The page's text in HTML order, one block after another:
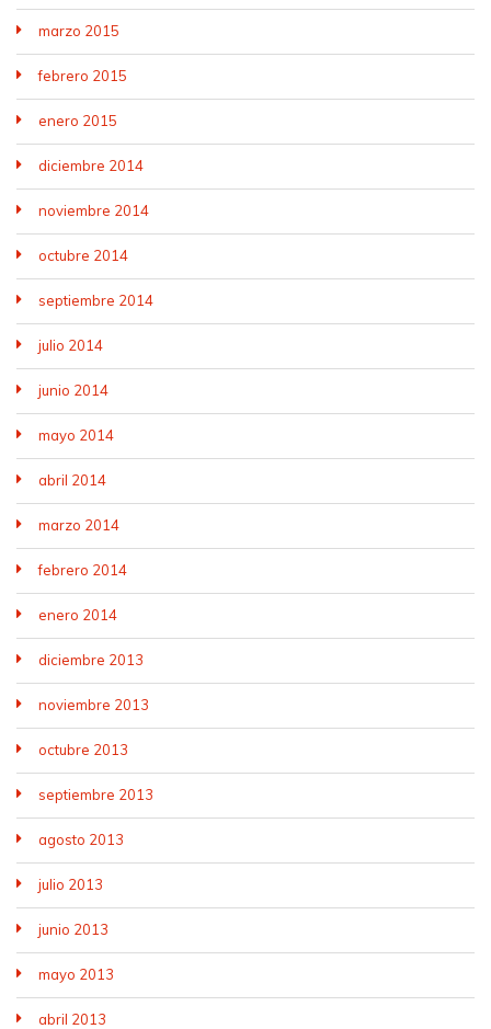
marzo 2015
febrero 2015
enero 2015
diciembre 2014
noviembre 2014
octubre 2014
septiembre 2014
julio 2014
junio 2014
mayo 2014
abril 2014
marzo 2014
febrero 2014
enero 2014
diciembre 2013
noviembre 2013
octubre 2013
septiembre 2013
agosto 2013
julio 2013
junio 2013
mayo 2013
abril 2013